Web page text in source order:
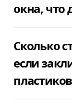
окна, что
Самое лучшее,
заклинило
как мастер
приступить к
Сколько
если